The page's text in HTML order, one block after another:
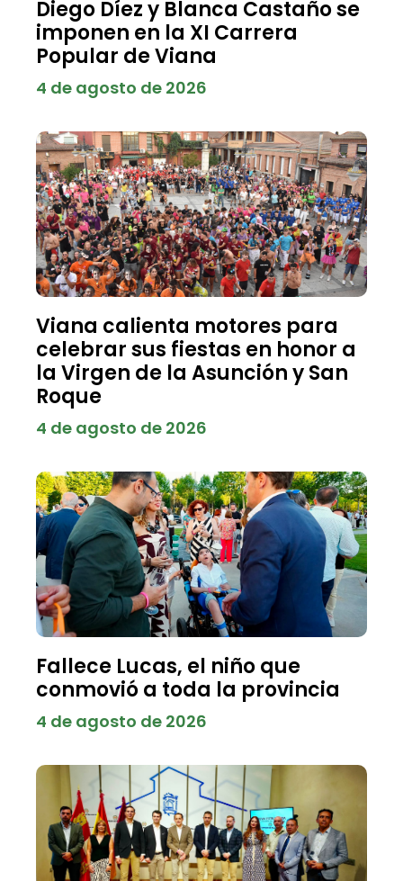
Diego Díez y Blanca Castaño se
imponen en la XI Carrera
Popular de Viana
4 de agosto de 2026
Viana calienta motores para
celebrar sus fiestas en honor a
la Virgen de la Asunción y San
Roque
4 de agosto de 2026
Fallece Lucas, el niño que
conmovió a toda la provincia
4 de agosto de 2026